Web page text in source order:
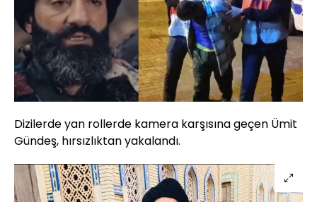
Dizilerde yan rollerde kamera karşısına geçen Ümit
Gündeş, hırsızlıktan yakalandı.